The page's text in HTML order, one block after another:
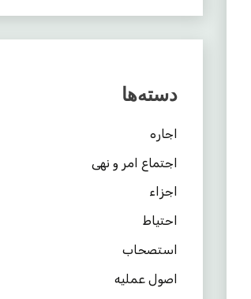
دسته‌ها
اجاره
اجتماع امر و نهی
اجزاء
احتیاط
استصحاب
اصول عملیه